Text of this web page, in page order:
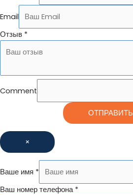
Email
Отзыв *
Comment
ОТПРАВИТЬ
×
Ваше имя *
Ваш номер телефона *